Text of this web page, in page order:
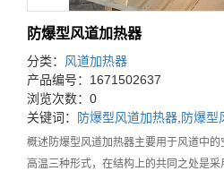
防爆型风道加热器
分类： 风道加热器
产品编号：1671502637
浏览次数：0
关键词：
防爆型风道加热器 防爆型
概述防爆型风道加热器主要用于风道中的
高温三种形式，在结构上的共同之处是